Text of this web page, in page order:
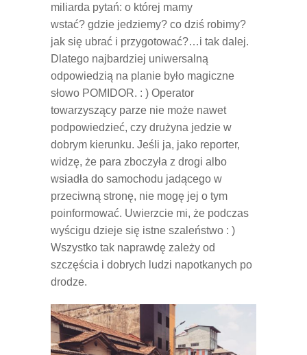
miliarda pytań: o której mamy
wstać? gdzie jedziemy? co dziś robimy?
jak się ubrać i przygotować?…i tak dalej.
Dlatego najbardziej uniwersalną
odpowiedzią na planie było magiczne
słowo POMIDOR. : ) Operator
towarzyszący parze nie może nawet
podpowiedzieć, czy drużyna jedzie w
dobrym kierunku. Jeśli ja, jako reporter,
widzę, że para zboczyła z drogi albo
wsiadła do samochodu jadącego w
przeciwną stronę, nie mogę jej o tym
poinformować. Uwierzcie mi, że podczas
wyścigu dzieje się istne szaleństwo : )
Wszystko tak naprawdę zależy od
szczęścia i dobrych ludzi napotkanych po
drodze.